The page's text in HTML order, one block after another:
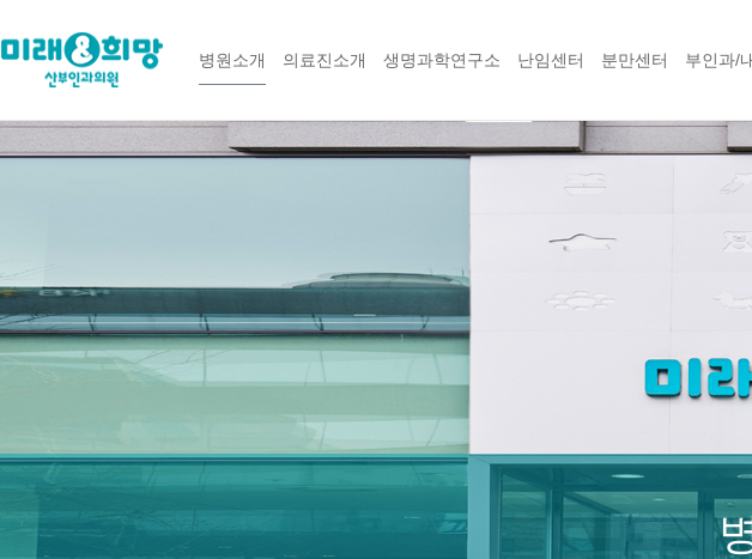
병원소개 의료진소개 생명과학연구소 난임센터 분만센터 부인과/